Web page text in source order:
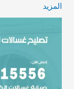
المزيد